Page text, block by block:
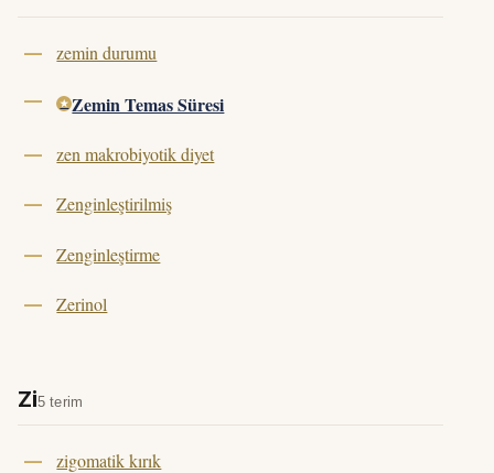
zemin durumu
Zemin Temas Süresi
zen makrobiyotik diyet
Zenginleştirilmiş
Zenginleştirme
Zerinol
Zi5 terim
zigomatik kırık